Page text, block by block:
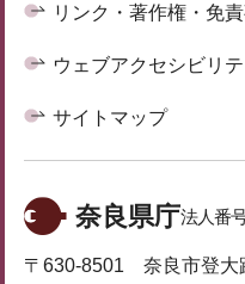
リンク・著作権・免
ウェブアクセシビリテ
サイトマップ
奈良県庁法人番
〒630-8501 奈良市登大